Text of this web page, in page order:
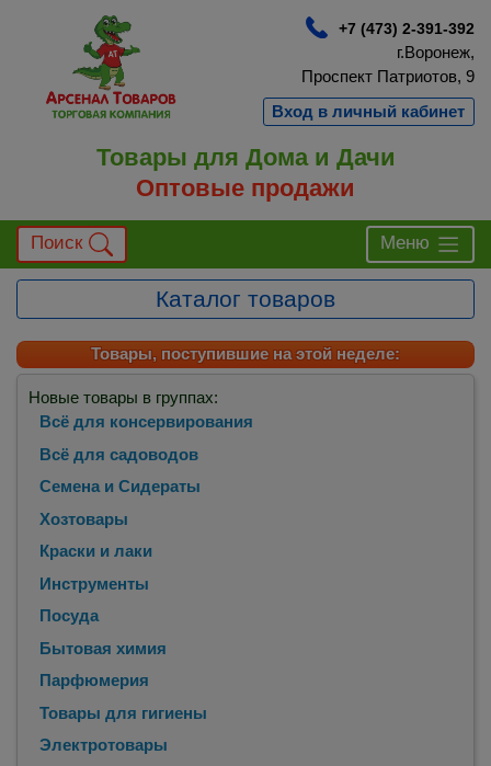
+7 (473) 2-391-392
г.Воронеж,
Проспект Патриотов, 9
Вход в личный кабинет
Товары для Дома и Дачи
Оптовые продажи
Поиск Меню
Каталог товаров
Товары, поступившие на этой неделе:
Новые товары в группах:
Всё для консервирования
Всё для садоводов
Семена и Сидераты
Хозтовары
Краски и лаки
Инструменты
Посуда
Бытовая химия
Парфюмерия
Товары для гигиены
Электротовары